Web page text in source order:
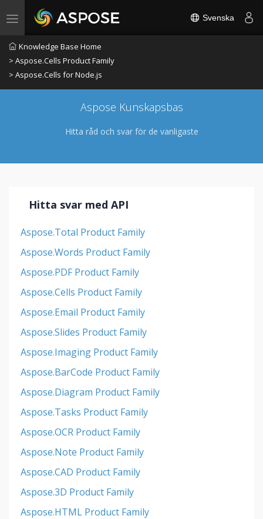
Toggle navigation Svenska
Knowledge Base Home
> Aspose.Cells Product Family
> Aspose.Cells for Node.js
Aspose Kunskapsbas
Hitta råd och svar för de vanligaste
Hitta svar med API
Aspose.Total Product Family
Aspose.Words Product Family
Aspose.PDF Product Family
Aspose.Cells Product Family
Aspose.Email Product Family
Aspose.Slides Product Family
Aspose.Imaging Product Family
Aspose.BarCode Product Family
Aspose.Diagram Product Family
Aspose.Tasks Product Family
Aspose.OCR Product Family
Aspose.Note Product Family
Aspose.CAD Product Family
Aspose.3D Product Family
Aspose.HTML Product Family